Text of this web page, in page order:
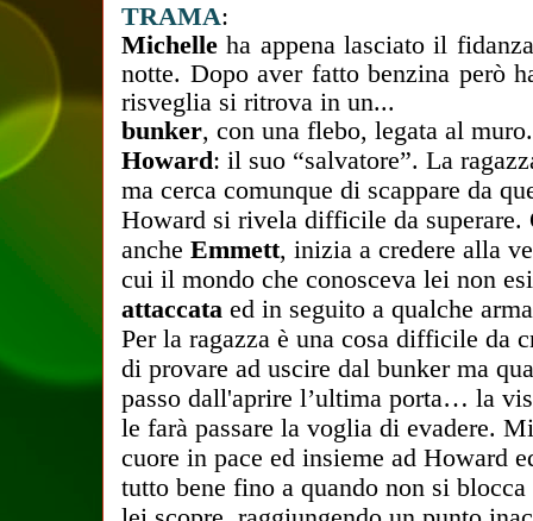
TRAMA:
Michelleha appena lasciato il
notte. Dopo aver fatto benzina però
risveglia si ritrova in un...
bunker, con una flebo, legata al
Howard: il suo “salvatore”. La
ma cerca comunque di scappare da
Howard si rivela difficile da
anche Emmett, inizia a credere alla
cui il mondo che conosceva lei non
attaccata ed in seguito a qualche
Per la ragazza è una cosa difficile da
di provare ad uscire dal bunker ma
passo dall'aprire l’ultima porta… la
le farà passare la voglia di evadere.
cuore in pace ed insieme ad Howard
tutto bene fino a quando non si